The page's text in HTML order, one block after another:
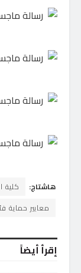
هاشتاج:
كلية
معايير حماية
إقرأ أيضاً